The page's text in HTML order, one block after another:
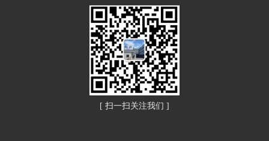
[ 扫一扫关注我们 ]